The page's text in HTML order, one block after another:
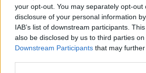
your opt-out. You may separately opt-out
disclosure of your personal information
IAB’s list of downstream participants.
also be disclosed by us to third parties on
Downstream Participants that may
eventualmente conviventi e per i proprietari
il periodo nel quale i cani sono stati vaganti
a controllo da parte dei proprietari. E infine
sono potuti allontanare in modo da stabilire
possano ripetere.